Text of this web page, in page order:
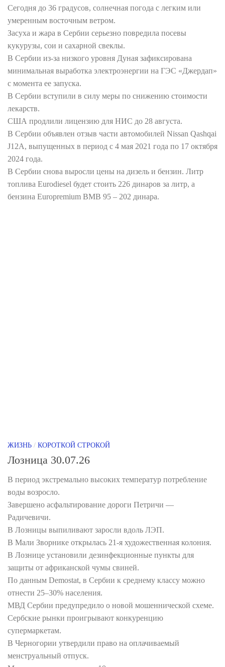
Сегодня до 36 градусов, солнечная погода с легким или
умеренным восточным ветром.
Засуха и жара в Сербии серьезно повредила посевы
кукурузы, сои и сахарной свеклы.
В Сербии из-за низкого уровня Дуная зафиксирована
минимальная выработка электроэнергии на ГЭС «Джердап»
с момента ее запуска.
В Сербии вступили в силу меры по снижению стоимости
лекарств.
США продлили лицензию для НИС до 28 августа.
В Сербии объявлен отзыв части автомобилей Nissan Qashqai
J12A, выпущенных в период с 4 мая 2021 года по 17 октября
2024 года.
В Сербии снова выросли цены на дизель и бензин. Литр
топлива Eurodiesel будет стоить 226 динаров за литр, а
бензина Europremium BMB 95 – 202 динара.
ЖИЗНЬ / КОРОТКОЙ СТРОКОЙ
Лозница 30.07.26
В период экстремально высоких температур потребление
воды возросло.
Завершено асфальтирование дороги Петричи —
Радичевичи.
В Лозницы выпиливают заросли вдоль ЛЭП.
В Мали Зворнике открылась 21-я художественная колония.
В Лознице установили дезинфекционные пункты для
защиты от африканской чумы свиней.
По данным Demostat, в Сербии к среднему классу можно
отнести 25–30% населения.
МВД Сербии предупредило о новой мошеннической схеме.
Сербские рынки проигрывают конкуренцию
супермаркетам.
В Черногории утвердили право на оплачиваемый
менструальный отпуск.